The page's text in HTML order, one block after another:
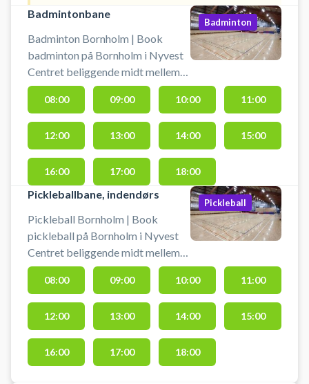
Badmintonbane
Badminton Bornholm | Book
badminton på Bornholm i Nyvest
Centret beliggende midt mellem
Aakirkeby og Rønne. Lej en
badmintonbane og spil badminton
på Bornholm på en af indendørs
banerne i Nylars. Medbring selv
for gratis parkering og
omklædning.
Badminton
08:00 09:00 10:00 11:00
12:00 13:00 14:00 15:00
16:00 17:00 18:00
Pickleballbane, indendørs
Pickleball Bornholm | Book
pickleball på Bornholm i Nyvest
Centret beliggende midt mellem
Aakirkeby og Rønne. Lej en
pickleballbane og spil pickleball
på Bornholm på en af indendørs
banerne i Nylars. Medbring selv
gratis parkering og omklædning.
Pickleball
08:00 09:00 10:00 11:00
12:00 13:00 14:00 15:00
16:00 17:00 18:00